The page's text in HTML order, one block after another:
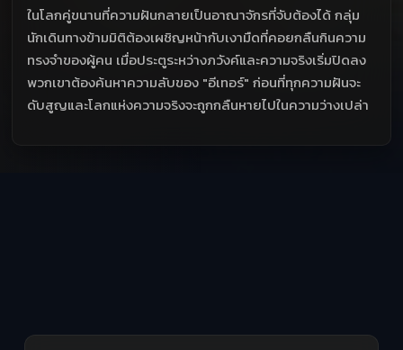
ในโลกคู่ขนานที่ความฝันกลายเป็นอาณาจักรที่จับต้องได้ กลุ่ม
นักเดินทางข้ามมิติต้องเผชิญหน้ากับเงามืดที่คอยกลืนกินความ
ทรงจำของผู้คน เมื่อประตูระหว่างภวังค์และความจริงเริ่มปิดลง
พวกเขาต้องค้นหาความลับของ "อีเทอร์" ก่อนที่ทุกความฝันจะ
ดับสูญและโลกแห่งความจริงจะถูกกลืนหายไปในความว่างเปล่า